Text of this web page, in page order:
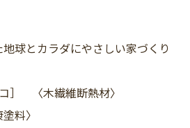
球とカラダにやさしい家づくり
］ 〈木繊維断熱材〉
料〉